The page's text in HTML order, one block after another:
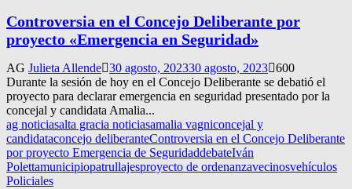
Controversia en el Concejo Deliberante por
proyecto «Emergencia en Seguridad»
AG Julieta Allende 30 agosto, 202330 agosto, 2023 600
Durante la sesión de hoy en el Concejo Deliberante se debatió el
proyecto para declarar emergencia en seguridad presentado por la
concejal y candidata Amalia...
ag noticiasalta gracia noticiasamalia vagniconcejal y
candidataconcejo deliberanteControversia en el Concejo Deliberante
por proyecto Emergencia de SeguridaddebateIván
Polettamunicipiopatrullajesproyecto de ordenanzavecinosvehículos
Policiales